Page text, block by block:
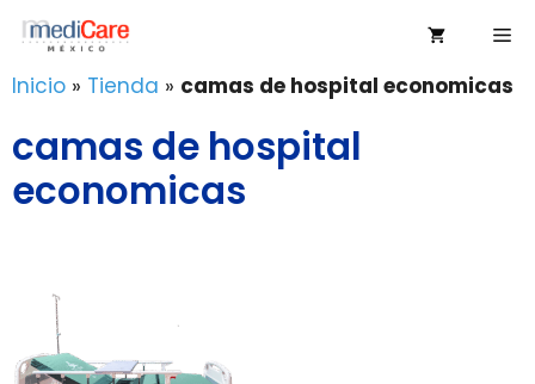
Saltar
contenido
Inicio » Tienda » camas de hospital economicas
camas de hospital
economicas